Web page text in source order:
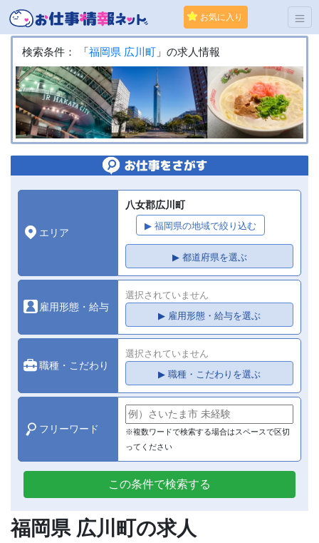
お気に入り
検索条件： 「 福岡県 広川町 」の求人情報
エリア
八女郡広川町
▶ 福岡県の地域で絞り込む
▶ 都道府県を選ぶ
雇用形態・給与
選択されていません
▶ 雇用形態・給与を選ぶ
職種・こだわり
選択されていません
▶ 職種・こだわりを選ぶ
フリーワード
※複数ワードで検索する場合はスペースで区切
ってください
この条件で検索する
福岡県 広川町の求人